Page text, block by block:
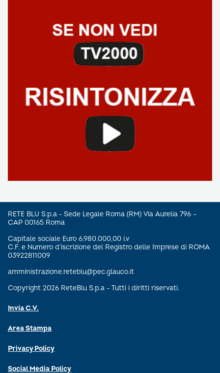
RETE BLU S.p.a - Sede Legale Roma (RM) Via Aurelia 796 –
CAP 00165 Roma
Capitale sociale Euro 6.980.000,00 i.v
C.F. e Numero d’iscrizione del Registro delle Imprese di ROMA
03922811009
amministrazione.reteblu@pec.glauco.it
Copyright 2026 ReteBlu S.p.a - Tutti i diritti riservati.
Invia C.V.
Area Stampa
Privacy Policy
Social Media Policy